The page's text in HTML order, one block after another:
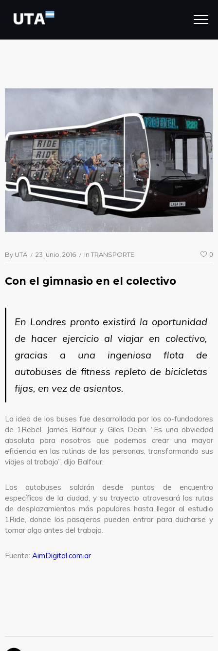
By UTA 23 junio, 2016 In TRANSPORTE 0
Con el gimnasio en el colectivo
En Londres pronto existirá la oportunidad
de hacer ejercicio al viajar en colectivo,
gracias a una ingeniosa flota de
autobuses de fitness repleto de bicicletas
fijas, en vez de asientos.
La idea de los buses fue desarrollada por los co-fundadores
de 1Rebel, James Balfour y Giles Dean. “Es una obviedad
absoluta para nosotros que podemos crear una mayor
eficiencia en las rutinas de las personas, transformando sus
viajes al trabajo”, dijo Balfour.
Los autobuses saldrán desde puntos de encuentro
específicos de la ciudad, y su trayecto atravesará las rutas
de desplazamientos más populares hasta llegar al estudio
1Ride, donde los pasajeros pueden entrar para ducharse y
tomar algo antes del trabajo.
Fuente: AimDigital.com.ar